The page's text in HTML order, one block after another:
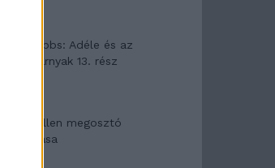
Elyna Robbs: Adéle és az
örökölt árnyak 13. rész
Woody Allen megosztó
zsenialitása